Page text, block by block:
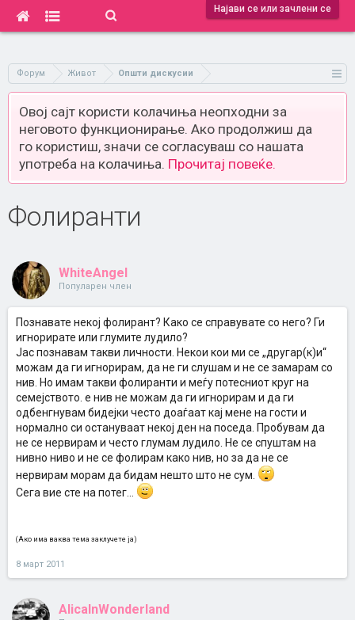
Најави се или зачлени се
Форум Живот Општи дискусии
Овој сајт користи колачиња неопходни за
неговото функционирање. Ако продолжиш да
го користиш, значи се согласуваш со нашата
употреба на колачиња. Прочитај повеќе.
Фолиранти
WhiteAngel
Популарен член
Познавате некој фолирант? Како се справувате со него? Ги
игнорирате или глумите лудило?
Јас познавам такви личности. Некои кои ми се „другар(к)и“
можам да ги игнорирам, да не ги слушам и не се замарам со
нив. Но имам такви фолиранти и меѓу потесниот круг на
семејството. е нив не можам да ги игнорирам и да ги
одбенгнувам бидејки често доаѓаат кај мене на гости и
нормално си остануваат некој ден на поседа. Пробувам да
не се нервирам и често глумам лудило. Не се спуштам на
нивно ниво и не се фолирам како нив, но за да не се
нервирам морам да бидам нешто што не сум.
Сега вие сте на потег...
(Ако има ваква тема заклучете ја)
8 март 2011
AlicaInWonderland